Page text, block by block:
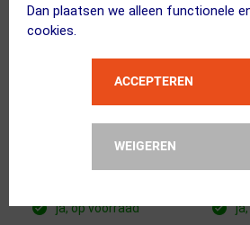
Dan plaatsen we alleen functionele
cookies.
ACCEPTEREN
WEIGEREN
BracketPlug DUB
21.95
ja, op voorraad
26.95